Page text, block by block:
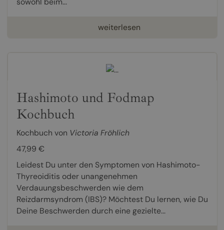
weiterlesen
Hashimoto und Fodmap
Kochbuch
Kochbuch von Victoria Fröhlich
47,99 €
Leidest Du unter den Symptomen von Hashimoto-
Thyreoiditis oder unangenehmen
Verdauungsbeschwerden wie dem
Reizdarmsyndrom (IBS)? Möchtest Du lernen, wie Du
Deine Beschwerden durch eine gezielte...